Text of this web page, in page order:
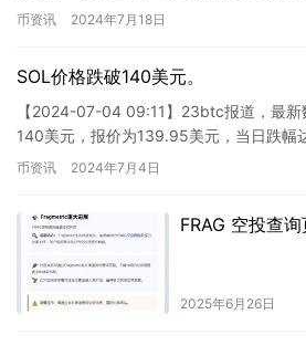
权人并不急于抛售比特币。调…
币资讯 2024年7月18日
SOL价格跌破140美元。
【2024-07-04 09:11】23btc报道，最新
140美元，报价为139.95美元，当日跌幅
显，请注意风险控制。 这则新闻表…
币资讯 2024年7月4日
FRAG 空投查
2025年6月26日